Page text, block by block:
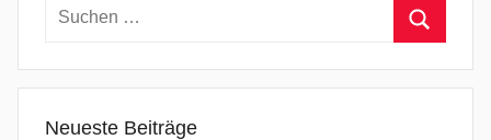
Suchen
Neueste Beiträge